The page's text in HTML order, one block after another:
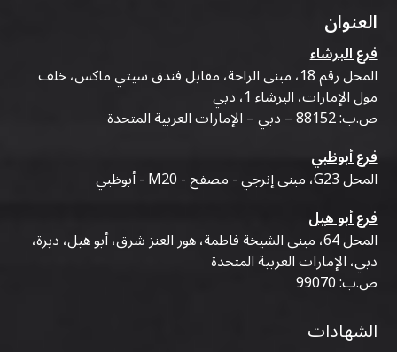
العنوان
فرع البرشاء
المحل رقم 18، مبنى الراحة، مقابل فندق سيتي ماكس، خلف
مول الإمارات، البرشاء 1، دبي
ص.ب: 88152 – دبي – الإمارات العربية المتحدة
فرع أبوظبي
المحل G23، مبنى إنرجي - مصفح - M20 - أبوظبي
فرع أبو هيل
المحل 64، مبنى الشيخة فاطمة، هور العنز شرق، أبو هيل، ديرة،
دبي، الإمارات العربية المتحدة
ص.ب: 99070
الشهادات